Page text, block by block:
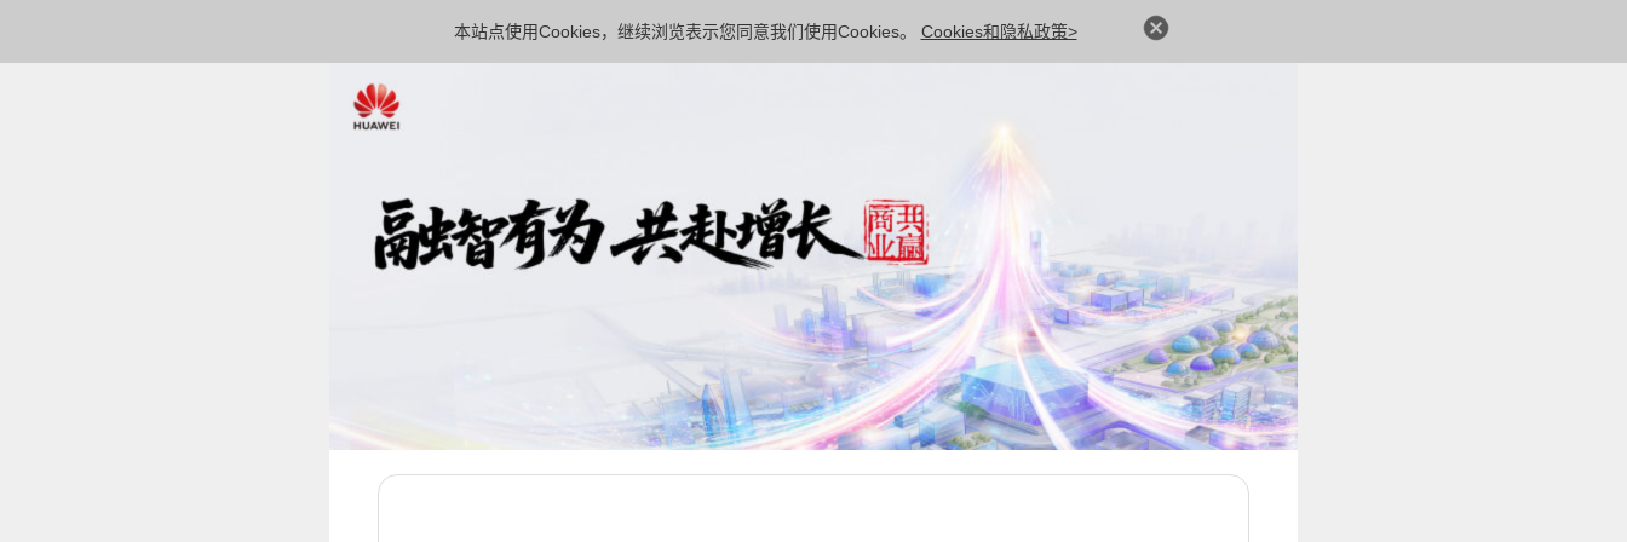
本站点使用Cookies，继续浏览表示您同意我们使用Cookies。 Cookies和隐私政策>